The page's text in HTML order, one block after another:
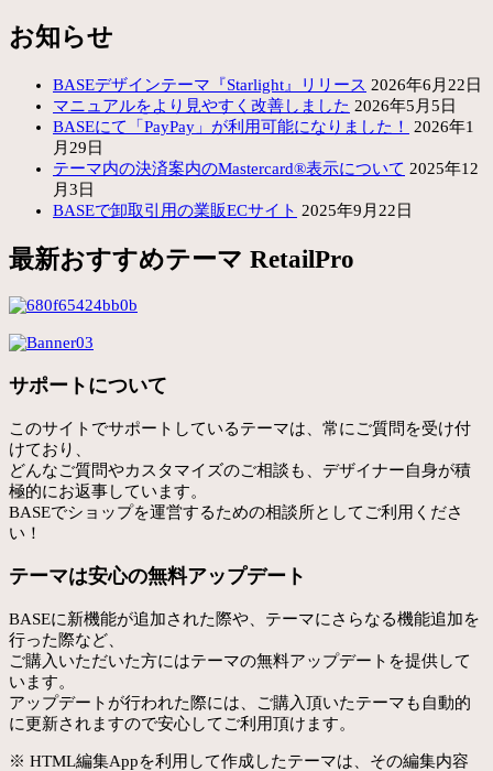
お知らせ
BASEデザインテーマ『Starlight』リリース 2026年6月22日
マニュアルをより見やすく改善しました 2026年5月5日
BASEにて「PayPay」が利用可能になりました！
2026年1
月29日
テーマ内の決済案内のMastercard®表示について 2025年12
月3日
BASEで卸取引用の業販ECサイト 2025年9月22日
最新おすすめテーマ RetailPro
サポートについて
このサイトでサポートしているテーマは、常にご質問を受け付
けており、
どんなご質問やカスタマイズのご相談も、デザイナー自身が積
極的にお返事しています。
BASEでショップを運営するための相談所としてご利用くださ
い！
テーマは安心の無料アップデート
BASEに新機能が追加された際や、テーマにさらなる機能追加を
行った際など、
ご購入いただいた方にはテーマの無料アップデートを提供して
います。
アップデートが行われた際には、ご購入頂いたテーマも自動的
に更新されますので安心してご利用頂けます。
※ HTML編集Appを利用して作成したテーマは、その編集内容